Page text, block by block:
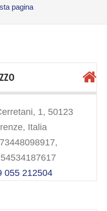
pagina
1, 50123
Italia
055 212504